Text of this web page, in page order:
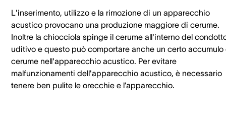
L'inserimento, utilizzo e la rimozione di un apparecchio
acustico provocano una produzione maggiore di cerume.
Inoltre la chiocciola spinge il cerume all'interno del
uditivo e questo può comportare anche un certo accumulo
cerume nell'apparecchio acustico. Per evitare
malfunzionamenti dell'apparecchio acustico, è necessario
tenere ben pulite le orecchie e l’apparecchio.